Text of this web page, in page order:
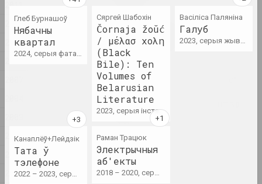
2010
2009
2002
2001
2000
Калісьці мы былі дрэвамі,
цяпер мы птушкі
2025. групавы праект
Цэнтр Сучаснага Мастацтва "КАЙРОС",
А-100 ART
Месца, дзе жыве мастацтва
2025. конкурс
Няма ракі без крыніц
2025. выстава
Глеб Бурнашоў
Нябачны
квартал
2024, серыя фатаграфій
Сяргей Шабохін
Čornaja žoŭć
/ μέλασ χολη
(Black
Bile): Ten
Volumes of
Belarusian
Literature
2023, серыя інсталяцый, серыя аб'ектаў
Васіліса Паляніна
Галуб
2023, серыя жывапісу
Канаплёў+Лейдзік
Тата ў
тэлефоне
2022 – 2023, серыя фатаграфій
Раман Трацюк
Электрычныя
аб'екты
2018 – 2020, серыя аб'ектаў